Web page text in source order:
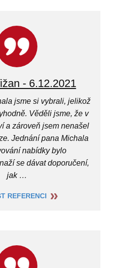
- 6.12.2021
jsme si vybrali, jelikož
Věděli jsme, že v
a zároveň jsem nenašel
Jednání pana Michala
nabídky bylo
se dávat doporučení,
jak …
REFERENCI